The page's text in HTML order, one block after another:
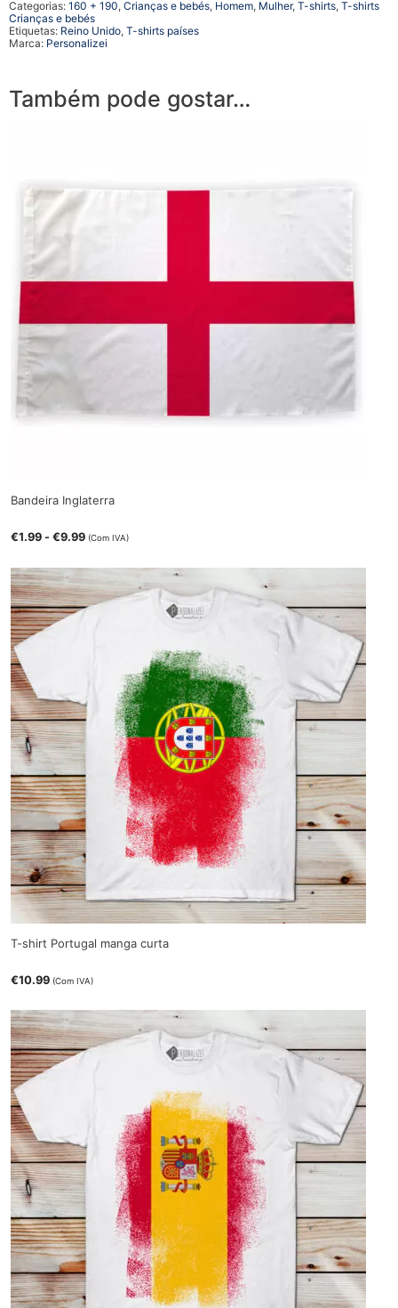
Categorias: 160 + 190, Crianças e bebés, Homem, Mulher, T-shirts, T-shirts
Crianças e bebés
Etiquetas: Reino Unido, T-shirts países
Marca: Personalizei
Também pode gostar…
Bandeira Inglaterra
€1.99 -€9.99 (Com IVA)
T-shirt Portugal manga curta
€10.99 (Com IVA)